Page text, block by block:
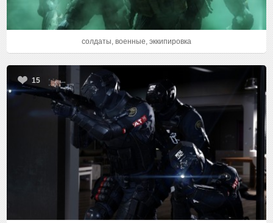
солдаты, военные, эккипировка
15